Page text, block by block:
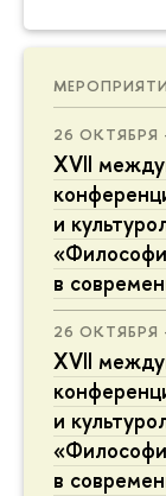
26 ОКТЯБРЯ
XVII
и
в
26 ОКТЯБРЯ
XVII
и
в